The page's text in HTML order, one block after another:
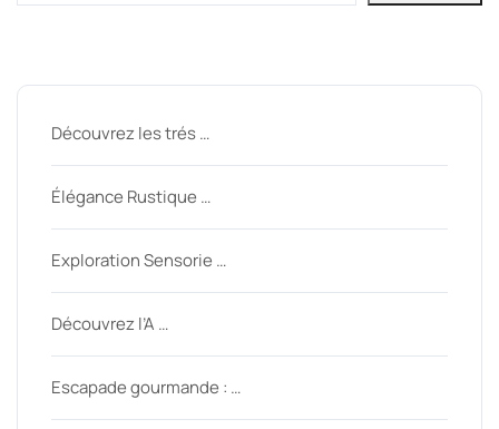
Découvrez les trés …
Élégance Rustique …
Exploration Sensorie …
Découvrez l’A …
Escapade gourmande : …